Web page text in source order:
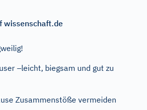
wissenschaft.de
–leicht, biegsam und gut zu
Zusammenstöße vermeiden